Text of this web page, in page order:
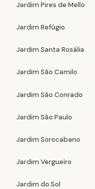
Jardim Pires de Mello
Jardim Refúgio
Jardim Santa Rosália
Jardim São Camilo
Jardim São Conrado
Jardim São Paulo
Jardim Sorocabano
Jardim Vergueiro
Jardim do Sol